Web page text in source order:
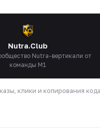
Nutra.Club
Nutra-вертикали от
команды M1
клики и копирования